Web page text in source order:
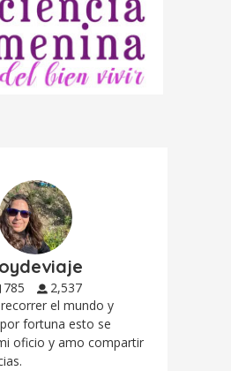
785
2,537
el mundo y
fortuna esto se
oficio y amo compartir